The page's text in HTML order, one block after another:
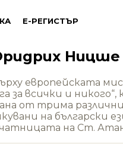
Е-РЕГИСТЪР
Ницше
европейската
всички и
от трима
на български
на Ст.